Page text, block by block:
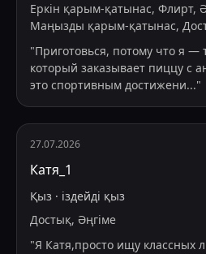
Еркін қарым-қатынас, Флирт,
Маңызды қарым-қатынас,
"Приготовься, потому что я —
который заказывает пиццу с
это спортивным достижени..."
27.07.2026
Катя_1
Қыз · іздейді қыз
Достық, Әңгіме
"Я Катя,просто ищу классных